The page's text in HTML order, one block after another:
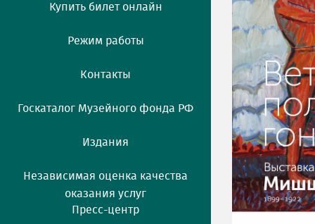
Купить билет онлайн
Режим работы
Контакты
Госкаталог Музейного фонда РФ
Издания
Независимая оценка качества
оказания услуг
Пресс-центр